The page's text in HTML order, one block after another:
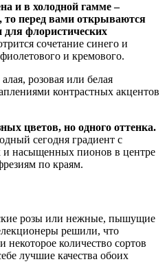
и в холодной гамме –
то перед вами открываются
для флористических
сочетание синего и
и кремового.
розовая или белая
контрастных акцентов
цветов, но одного оттенка.
сегодня градиент с
и насыщенных пионов в центре
по краям.
розы или нежные, пышущие
решили, что
количество сортов
лучшие качества обоих